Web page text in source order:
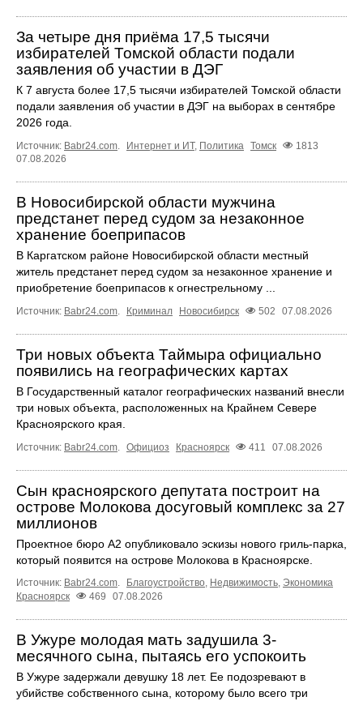
За четыре дня приёма 17,5 тысячи
избирателей Томской области подали
заявления об участии в ДЭГ
К 7 августа более 17,5 тысячи избирателей Томской области
подали заявления об участии в ДЭГ на выборах в сентябре
2026 года.
Источник: Babr24.com. Интернет и ИТ, Политика Томск
1813
07.08.2026
В Новосибирской области мужчина
предстанет перед судом за незаконное
хранение боеприпасов
В Каргатском районе Новосибирской области местный
житель предстанет перед судом за незаконное хранение и
приобретение боеприпасов к огнестрельному ...
Источник: Babr24.com. Криминал Новосибирск 502 07.08.2026
Три новых объекта Таймыра официально
появились на географических картах
В Государственный каталог географических названий внесли
три новых объекта, расположенных на Крайнем Севере
Красноярского края.
Источник: Babr24.com. Официоз Красноярск 411 07.08.2026
Сын красноярского депутата построит на
острове Молокова досуговый комплекс за 27
миллионов
Проектное бюро А2 опубликовало эскизы нового гриль-парка,
который появится на острове Молокова в Красноярске.
Источник: Babr24.com. Благоустройство, Недвижимость, Экономика
Красноярск
469 07.08.2026
В Ужуре молодая мать задушила 3-
месячного сына, пытаясь его успокоить
В Ужуре задержали девушку 18 лет. Ее подозревают в
убийстве собственного сына, которому было всего три